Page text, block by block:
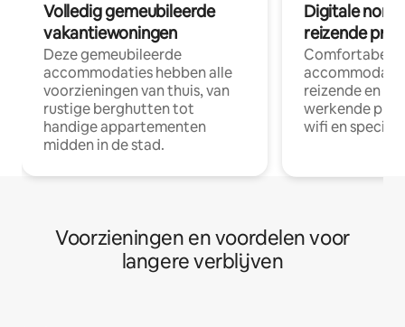
Volledig gemeubileerde
vakantiewoningen
Deze gemeubileerde
accommodaties hebben alle
voorzieningen van thuis, van
rustige berghutten tot
handige appartementen
midden in de stad.
Digitale
reizende
Comfortabele
reizende en
werkende
wifi en
Voorzieningen en voordelen voor
langere verblijven